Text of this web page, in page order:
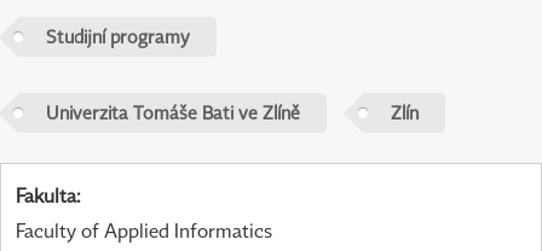
Studijní programy
Univerzita Tomáše Bati ve Zlíně Zlín
Fakulta:
Faculty of Applied Informatics